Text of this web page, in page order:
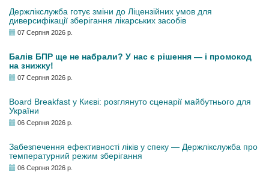
Держлікслужба готує зміни до Ліцензійних умов для
диверсифікації зберігання лікарських засобів
07 Серпня 2026 р.
Балів БПР ще не набрали? У нас є рішення — і промокод
на знижку!
07 Серпня 2026 р.
Board Breakfast у Києві: розглянуто сценарії майбутнього для
України
06 Серпня 2026 р.
Забезпечення ефективності ліків у спеку — Держлікслужба про
температурний режим зберігання
06 Серпня 2026 р.